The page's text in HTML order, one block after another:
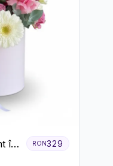
în
RON329